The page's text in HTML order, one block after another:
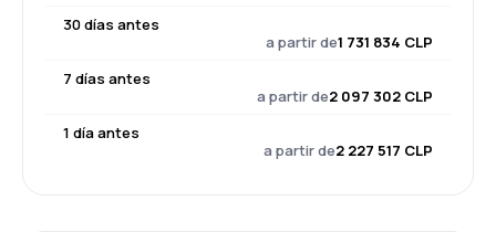
30 días antes
a partir de1 731 834 CLP
7 días antes
a partir de2 097 302 CLP
1 día antes
a partir de2 227 517 CLP